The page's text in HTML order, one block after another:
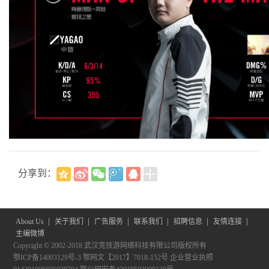
分享到：
About Us 关于我们 广告服务 联系我们 招聘信息 友情连接
主编微博
Copyright © 2002-2018 武汉竞技游网络科技有限公司版权所有
鄂ICP备14003129号-3 鄂网文【2017】7018-152号 企业营业执照